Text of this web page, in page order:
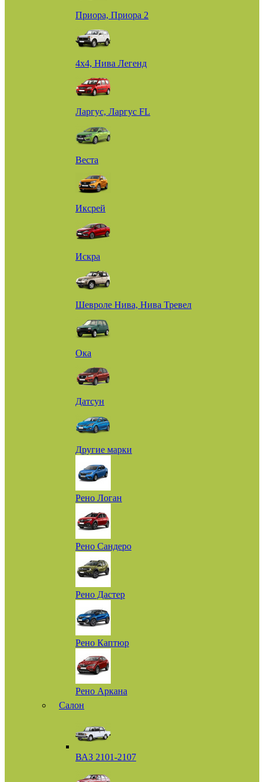
Приора, Приора 2
4х4, Нива Легенд
Ларгус, Ларгус FL
Веста
Иксрей
Искра
Шевроле Нива, Нива Тревел
Ока
Датсун
Другие марки
Рено Логан
Рено Сандеро
Рено Дастер
Рено Каптюр
Рено Аркана
Салон
ВАЗ 2101-2107